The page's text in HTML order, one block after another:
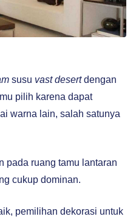
susu vast desertdengan
pilih karena dapat
warna lain, salah satunya
pada ruang tamu lantaran
cukup dominan.
pemilihan dekorasi untuk